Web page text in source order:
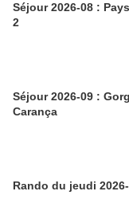
Séjour 2026-08 :
2
Séjour 2026-09 :
Carança
Rando du jeudi